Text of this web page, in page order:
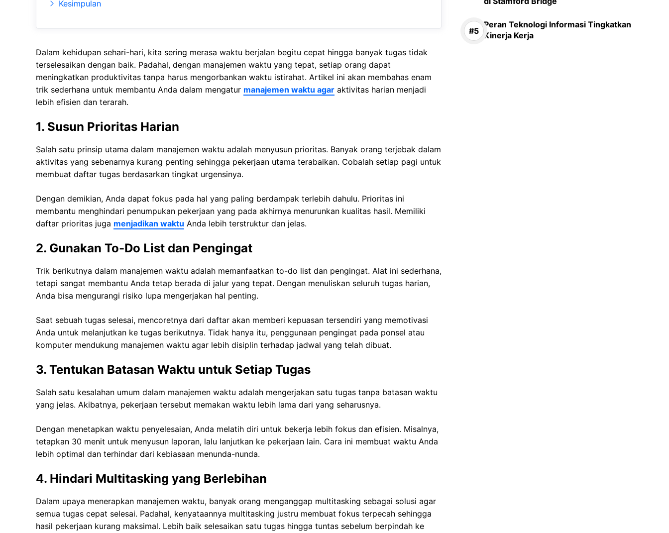
Kesimpulan
Dalam kehidupan sehari-hari, kita sering merasa waktu berjalan begitu cepat hingga banyak tugas tidak
terselesaikan dengan baik. Padahal, dengan manajemen waktu yang tepat, setiap orang dapat
meningkatkan produktivitas tanpa harus mengorbankan waktu istirahat. Artikel ini akan membahas enam
trik sederhana untuk membantu Anda dalam mengatur manajemen waktu agar aktivitas harian menjadi
lebih efisien dan terarah.
1. Susun Prioritas Harian
Salah satu prinsip utama dalam manajemen waktu adalah menyusun prioritas. Banyak orang terjebak dalam
aktivitas yang sebenarnya kurang penting sehingga pekerjaan utama terabaikan. Cobalah setiap pagi untuk
membuat daftar tugas berdasarkan tingkat urgensinya.
Dengan demikian, Anda dapat fokus pada hal yang paling berdampak terlebih dahulu. Prioritas ini
membantu menghindari penumpukan pekerjaan yang pada akhirnya menurunkan kualitas hasil. Memiliki
daftar prioritas juga menjadikan waktu Anda lebih terstruktur dan jelas.
2. Gunakan To-Do List dan Pengingat
Trik berikutnya dalam manajemen waktu adalah memanfaatkan to-do list dan pengingat. Alat ini sederhana,
tetapi sangat membantu Anda tetap berada di jalur yang tepat. Dengan menuliskan seluruh tugas harian,
Anda bisa mengurangi risiko lupa mengerjakan hal penting.
Saat sebuah tugas selesai, mencoretnya dari daftar akan memberi kepuasan tersendiri yang memotivasi
Anda untuk melanjutkan ke tugas berikutnya. Tidak hanya itu, penggunaan pengingat pada ponsel atau
komputer mendukung manajemen waktu agar lebih disiplin terhadap jadwal yang telah dibuat.
3. Tentukan Batasan Waktu untuk Setiap Tugas
Salah satu kesalahan umum dalam manajemen waktu adalah mengerjakan satu tugas tanpa batasan waktu
yang jelas. Akibatnya, pekerjaan tersebut memakan waktu lebih lama dari yang seharusnya.
Dengan menetapkan waktu penyelesaian, Anda melatih diri untuk bekerja lebih fokus dan efisien. Misalnya,
tetapkan 30 menit untuk menyusun laporan, lalu lanjutkan ke pekerjaan lain. Cara ini membuat waktu Anda
lebih optimal dan terhindar dari kebiasaan menunda-nunda.
4. Hindari Multitasking yang Berlebihan
Dalam upaya menerapkan manajemen waktu, banyak orang menganggap multitasking sebagai solusi agar
semua tugas cepat selesai. Padahal, kenyataannya multitasking justru membuat fokus terpecah sehingga
hasil pekerjaan kurang maksimal. Lebih baik selesaikan satu tugas hingga tuntas sebelum berpindah ke
Peran Teknologi Informasi Tingkatkan
Kinerja Kerja